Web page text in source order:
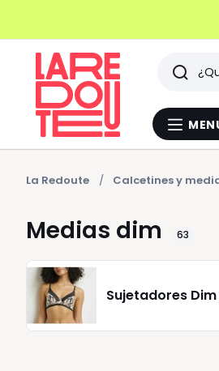
Buscar
La Redoute Calcetines y
Medias dim 63
Sujetadores Dim